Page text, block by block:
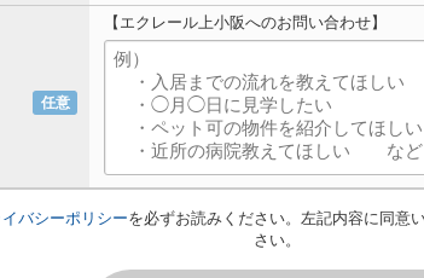
任意
【エクレール上小阪へのお問い合わせ】
バシーポリシーを必ずお読みください。左記内容に同意
さい。